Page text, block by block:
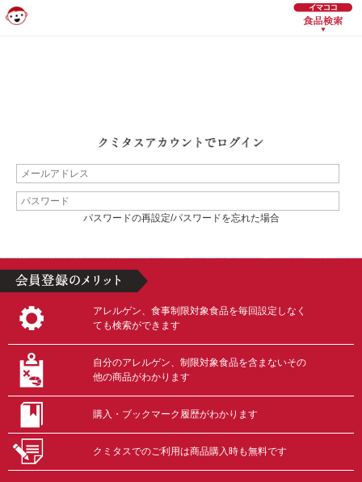
パスワードの再設定/パスワードを忘れた場合
アレルゲン、食事制限対象食品を毎回設定しなく
ても検索ができます
自分のアレルゲン、制限対象食品を含まないその
他の商品がわかります
購入・ブックマーク履歴がわかります
クミタスでのご利用は商品購入時も無料です